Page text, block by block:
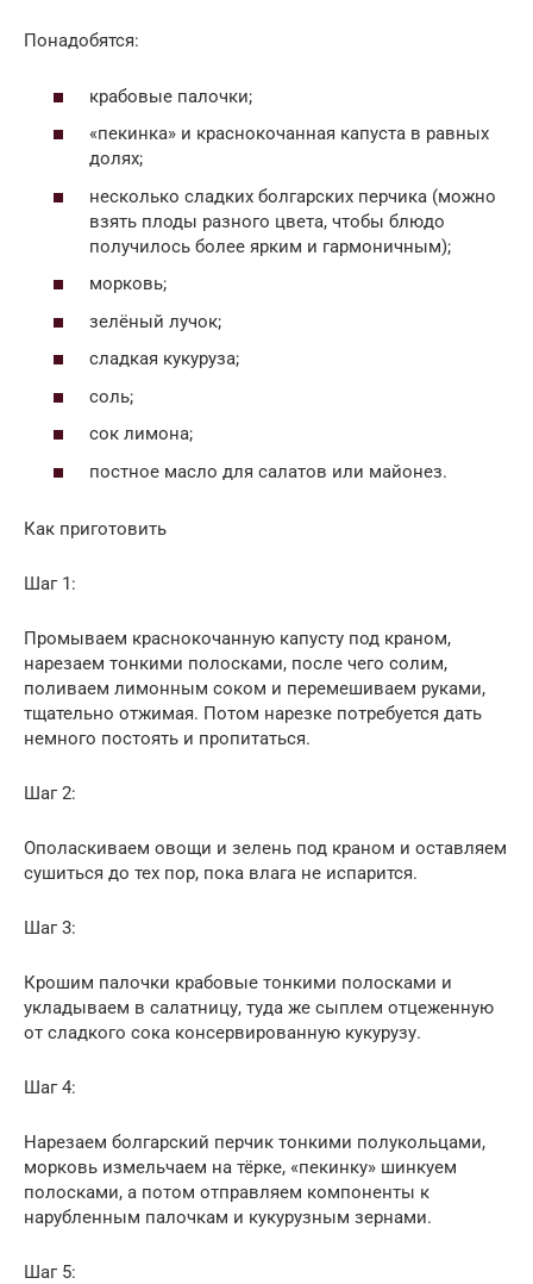
Понадобятся:
крабовые палочки;
«пекинка» и краснокочанная капуста в равных
долях;
несколько сладких болгарских перчика (можно
взять плоды разного цвета, чтобы блюдо
получилось более ярким и гармоничным);
морковь;
зелёный лучок;
сладкая кукуруза;
соль;
сок лимона;
постное масло для салатов или майонез.
Как приготовить
Шаг 1:
Промываем краснокочанную капусту под краном,
нарезаем тонкими полосками, после чего солим,
поливаем лимонным соком и перемешиваем руками,
тщательно отжимая. Потом нарезке потребуется дать
немного постоять и пропитаться.
Шаг 2:
Ополаскиваем овощи и зелень под краном и оставляем
сушиться до тех пор, пока влага не испарится.
Шаг 3:
Крошим палочки крабовые тонкими полосками и
укладываем в салатницу, туда же сыплем отцеженную
от сладкого сока консервированную кукурузу.
Шаг 4:
Нарезаем болгарский перчик тонкими полукольцами,
морковь измельчаем на тёрке, «пекинку» шинкуем
полосками, а потом отправляем компоненты к
нарубленным палочкам и кукурузным зернами.
Шаг 5: